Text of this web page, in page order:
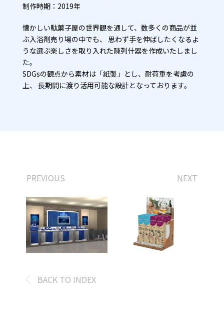
制作時期：2019年
懐かしい駄菓子屋の世界観を通して、数多くの商品が並
ぶ入浴剤売り場の中でも、
思わず手を伸ばしたくなるよ
うな選ぶ楽しさを取り入れた陳列什器を作成いたしまし
た。
SDGsの観点から素材は「紙製」とし、耐荷重を考慮の
上、
長期間に渡り活用可能な設計となっております。
PREVIOUS NEXT
BACK TO INDEX